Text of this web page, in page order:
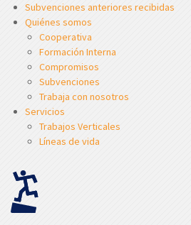
Subvenciones anteriores recibidas
Quiénes somos
Cooperativa
Formación Interna
Compromisos
Subvenciones
Trabaja con nosotros
Servicios
Trabajos Verticales
Líneas de vida